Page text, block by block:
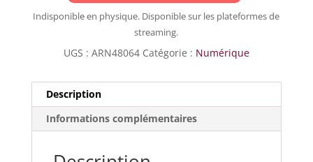
Indisponible en physique. Disponible sur les plateformes de
streaming.
UGS : ARN48064 Catégorie : Numérique
Description
Informations complémentaires